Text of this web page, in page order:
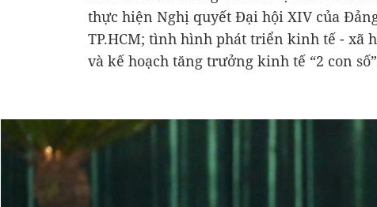
thực hiện Nghị quyết Đại hội XIV của
TP.HCM; tình hình phát triển kinh tế - xã
và kế hoạch tăng trưởng kinh tế “2 con